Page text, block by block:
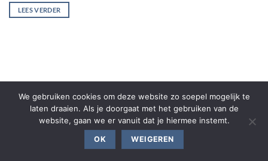
LEES VERDER
We gebruiken cookies om deze website zo soepel mogelijk te
laten draaien. Als je doorgaat met het gebruiken van de
website, gaan we er vanuit dat je hiermee instemt.
OK WEIGEREN